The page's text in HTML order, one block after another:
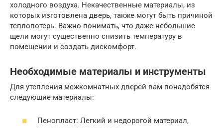
холодного воздуха. Некачественные материалы, из
которых изготовлена дверь, также могут быть причиной
теплопотерь. Важно понимать, что даже небольшие
щели могут существенно снизить температуру в
помещении и создать дискомфорт.
Необходимые материалы и инструменты
Для утепления межкомнатных дверей вам понадобятся
следующие материалы:
Пенопласт: Легкий и недорогой материал,